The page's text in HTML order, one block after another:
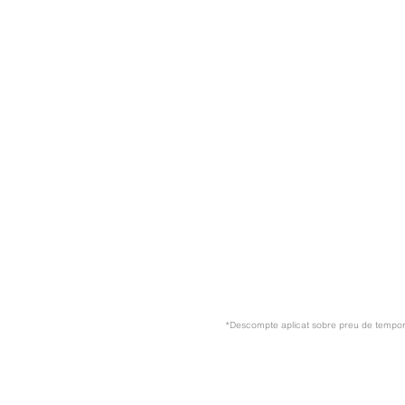
*Descompte aplicat sobre preu de